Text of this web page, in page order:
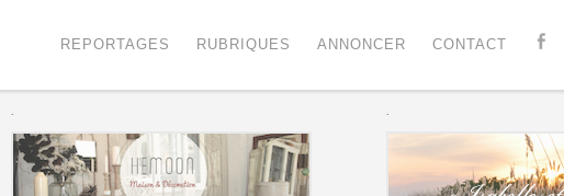
REPORTAGES RUBRIQUES ANNONCER CONTACT